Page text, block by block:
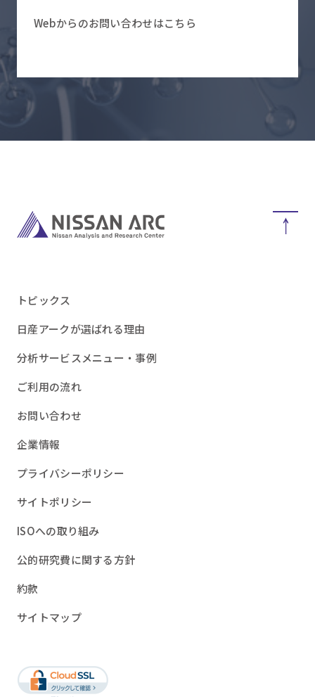
Webからのお問い合わせはこちら
トピックス
日産アークが選ばれる理由
分析サービスメニュー・事例
ご利用の流れ
お問い合わせ
企業情報
プライバシーポリシー
サイトポリシー
ISOへの取り組み
公的研究費に関する方針
約款
サイトマップ